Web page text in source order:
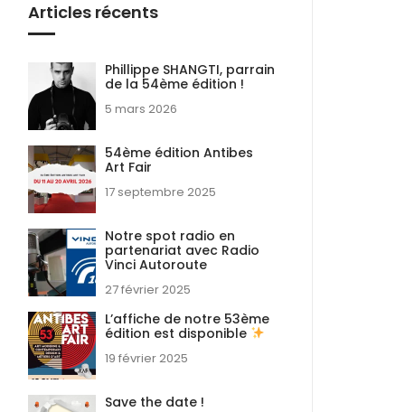
Articles récents
Phillippe SHANGTI, parrain
de la 54ème édition !
5 mars 2026
54ème édition Antibes
Art Fair
17 septembre 2025
Notre spot radio en
partenariat avec Radio
Vinci Autoroute
27 février 2025
L’affiche de notre 53ème
édition est disponible
19 février 2025
Save the date !